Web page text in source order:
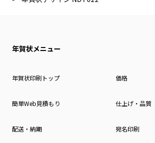
年賀状メニュー
年賀状印刷トップ 価格
簡単Web見積もり 仕上げ・品質
配送・納期 宛名印刷